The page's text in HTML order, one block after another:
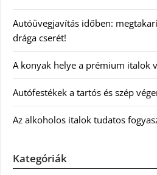
Autóüvegjavítás időben:
drága cserét!
A konyak helye a prémium italok
Autófestékek a tartós és szép
Az alkoholos italok tudatos
Kategóriák